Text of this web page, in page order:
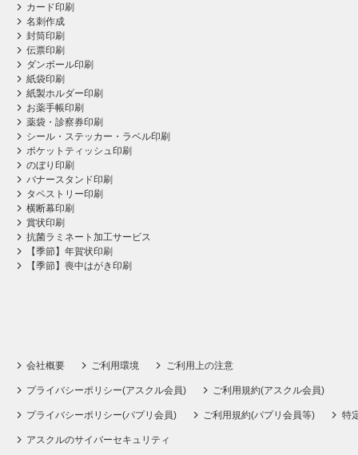
カード印刷
名刺作成
封筒印刷
伝票印刷
ダンボール印刷
紙袋印刷
紙製ホルダー印刷
お薬手帳印刷
薬袋・診察券印刷
シール・ステッカー・ラベル印刷
ポケットティッシュ印刷
のぼり印刷
バナースタンド印刷
タペストリー印刷
横断幕印刷
賞状印刷
抗菌ラミネート加工サービス
【季節】年賀状印刷
【季節】喪中はがき印刷
会社概要 ご利用環境 ご利用上の注意
プライバシーポリシー(アスクル会員) ご利用規約(アスクル会員)
プライバシーポリシー(パプリ会員) ご利用規約(パプリ会員等) 特
アスクルのサイバーセキュリティ